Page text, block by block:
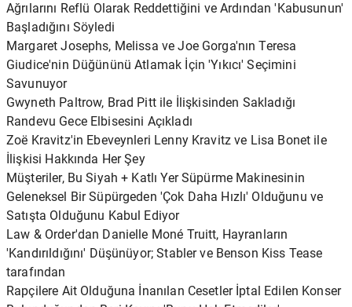
Ağrılarını Reflü Olarak Reddettiğini ve Ardından 'Kabusunun'
Başladığını Söyledi
Margaret Josephs, Melissa ve Joe Gorga'nın Teresa
Giudice'nin Düğününü Atlamak İçin 'Yıkıcı' Seçimini
Savunuyor
Gwyneth Paltrow, Brad Pitt ile İlişkisinden Sakladığı
Randevu Gece Elbisesini Açıkladı
Zoë Kravitz'in Ebeveynleri Lenny Kravitz ve Lisa Bonet ile
İlişkisi Hakkında Her Şey
Müşteriler, Bu Siyah + Katlı Yer Süpürme Makinesinin
Geleneksel Bir Süpürgeden 'Çok Daha Hızlı' Olduğunu ve
Satışta Olduğunu Kabul Ediyor
Law & Order'dan Danielle Moné Truitt, Hayranların
'Kandırıldığını' Düşünüyor; Stabler ve Benson Kiss Tease
tarafından
Rapçilere Ait Olduğuna İnanılan Cesetler İptal Edilen Konser